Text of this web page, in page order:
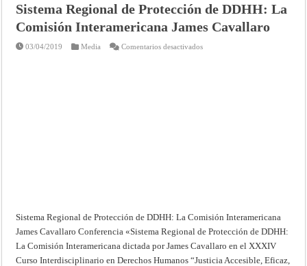
Sistema Regional de Protección de DDHH: La
Comisión Interamericana James Cavallaro
03/04/2019 Media Comentarios desactivadosen
Sistema Regional de Protección de DDHH: La Comisión Interamericana
James Cavallaro Conferencia «Sistema Regional de Protección de DDHH:
La Comisión Interamericana dictada por James Cavallaro en el XXXIV
Curso Interdisciplinario en Derechos Humanos “Justicia Accesible, Eficaz,